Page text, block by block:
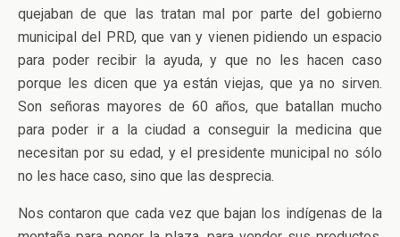
quejaban de que las tratan mal por parte del gobierno
municipal del PRD, que van y vienen pidiendo un espacio
para poder recibir la ayuda, y que no les hacen caso
porque les dicen que ya están viejas, que ya no sirven.
Son señoras mayores de 60 años, que batallan mucho
para poder ir a la ciudad a conseguir la medicina que
necesitan por su edad, y el presidente municipal no sólo
no les hace caso, sino que las desprecia.
Nos contaron que cada vez que bajan los indígenas de la